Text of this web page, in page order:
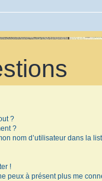
?
?
nom d’utilisateur dans la
!
peux à présent plus me